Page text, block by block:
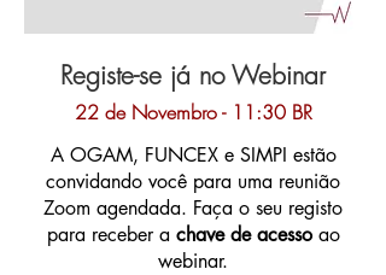
Registe-se já no Webinar
22 de Novembro - 11:30 BR
A OGAM, FUNCEX e SIMPI estão
convidando você para uma reunião
Zoom agendada. Faça o seu registo
para receber a chave de acessoao
webinar.